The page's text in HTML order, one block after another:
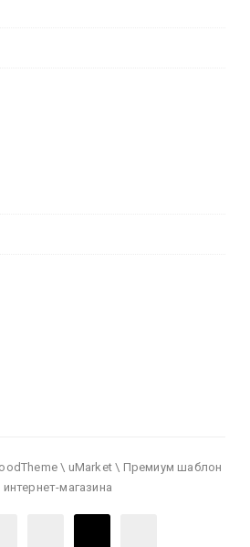
\ uMarket \ Премиум шаблон
интернет-магазина